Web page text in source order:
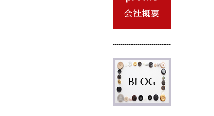
------------------------------